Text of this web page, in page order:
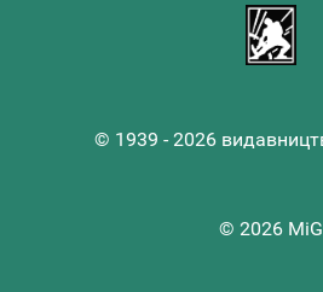
© 1939 - 2026
© 2026 MiG